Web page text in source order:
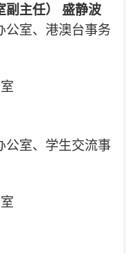
主任） 盛静波
公室、港澳台事务
公室、学生交流事